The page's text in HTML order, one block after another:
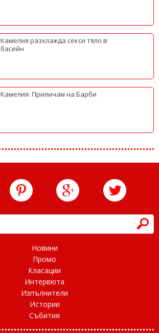
Камелия разхлажда секси тяло в
басейн
Камелия: Приличам на Барби
h
Новини
Промо
Класации
Интервюта
Изпълнители
Истории
Събития